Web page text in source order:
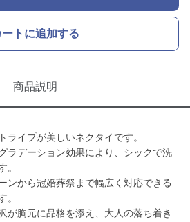
ートに追加する
商品説明
ライプが美しいネクタイです。
ラデーション効果により、シックで洗
。
ンから冠婚葬祭まで幅広く対応できる
。
が胸元に品格を添え、大人の落ち着き